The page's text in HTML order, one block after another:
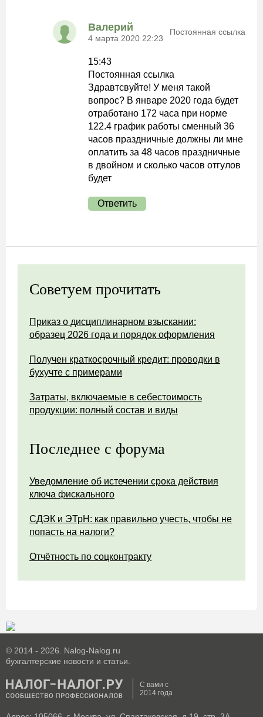
Валерий
4 марта 2020 22:23
Постоянная ссылка
15:43
Постоянная ссылка
Здравтсвуйте! У меня такой
вопрос? В январе 2020 года будет
отработано 172 часа при норме
122.4 график работы сменный 36
часов праздничные должны ли мне
оплатить за 48 часов праздничные
в двойном и сколько часов отгулов
будет
Ответить
Советуем прочитать
Приказ о дисциплинарном взыскании:
образец 2026 года и порядок оформления
Получен краткосрочный кредит: проводки в
бухучте с примерами
Затраты, включаемые в себестоимость
продукции: полный состав и виды
Последнее с форума
Уведомление об истечении срока действия
ключа фискального
СДЭК и ЭТрН: как правильно учесть, чтобы не
попасть на налоги?
Отчётность по соцконтракту
© 2014 - 2026. Nalog-Nalog.ru
бухгалтерские новости и статьи.
С вами с
2014 года